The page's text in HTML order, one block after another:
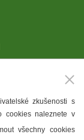
zkušenosti s
cookies naleznete v
všechny cookies